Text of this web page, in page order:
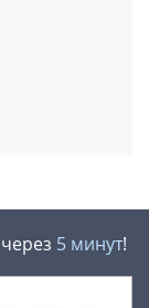
5 минут!